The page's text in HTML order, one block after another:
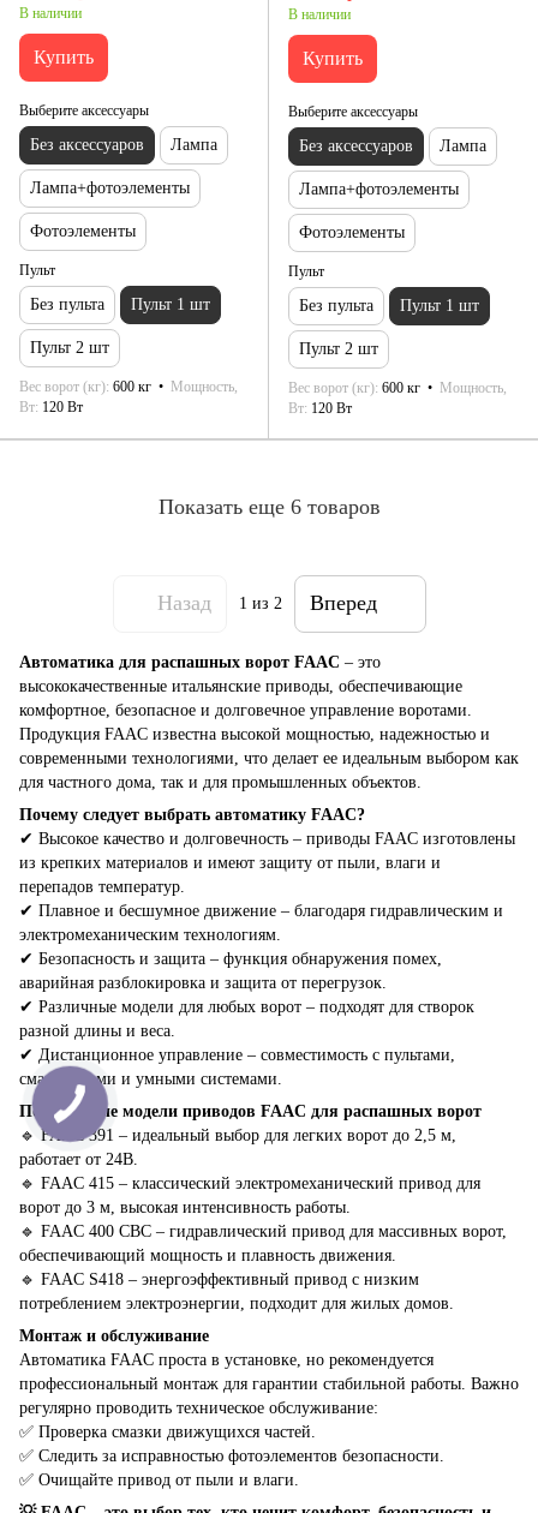
Автоматика для распашных ворот FAAC – это
высококачественные итальянские приводы, обеспечивающие
комфортное, безопасное и долговечное управление воротами.
Продукция FAAC известна высокой мощностью, надежностью и
современными технологиями, что делает ее идеальным выбором как
для частного дома, так и для промышленных объектов.
Почему следует выбрать автоматику FAAC?
✔ Высокое качество и долговечность – приводы FAAC изготовлены
из крепких материалов и имеют защиту от пыли, влаги и
перепадов температур.
✔ Плавное и бесшумное движение – благодаря гидравлическим и
электромеханическим технологиям.
✔ Безопасность и защита – функция обнаружения помех,
аварийная разблокировка и защита от перегрузок.
✔ Различные модели для любых ворот – подходят для створок
разной длины и веса.
✔ Дистанционное управление – совместимость с пультами,
смартфонами и умными системами.
Популярные модели приводов FAAC для распашных ворот
🔹 FAAC 391 – идеальный выбор для легких ворот до 2,5 м,
работает от 24В.
🔹 FAAC 415 – классический электромеханический привод для
ворот до 3 м, высокая интенсивность работы.
🔹 FAAC 400 CBC – гидравлический привод для массивных ворот,
обеспечивающий мощность и плавность движения.
🔹 FAAC S418 – энергоэффективный привод с низким
потреблением электроэнергии, подходит для жилых домов.
Монтаж и обслуживание
Автоматика FAAC проста в установке, но рекомендуется
профессиональный монтаж для гарантии стабильной работы. Важно
регулярно проводить техническое обслуживание:
✅ Проверка смазки движущихся частей.
✅ Следить за исправностью фотоэлементов безопасности.
✅ Очищайте привод от пыли и влаги.
В наличии
Купить
Выберите аксессуары
Без аксессуаров Лампа
Лампа+фотоэлементы
Фотоэлементы
Пульт
Без пульта Пульт 1 шт
Пульт 2 шт
Вес ворот (кг) 600 кг
Мощность,
Вт 120 Bт
В наличии
Купить
Выберите аксессуары
Без аксессуаров Лампа
Лампа+фотоэлементы
Фотоэлементы
Пульт
Без пульта Пульт 1 шт
Пульт 2 шт
Вес ворот (кг) 600 кг
Мощность,
Вт 120 Bт
Показать еще 6 товаров
Назад 1 из 2 Вперед